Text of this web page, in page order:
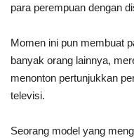
para perempuan dengan
Momen ini pun membuat
banyak orang lainnya,
menonton pertunjukkan
televisi.
Seorang model yang